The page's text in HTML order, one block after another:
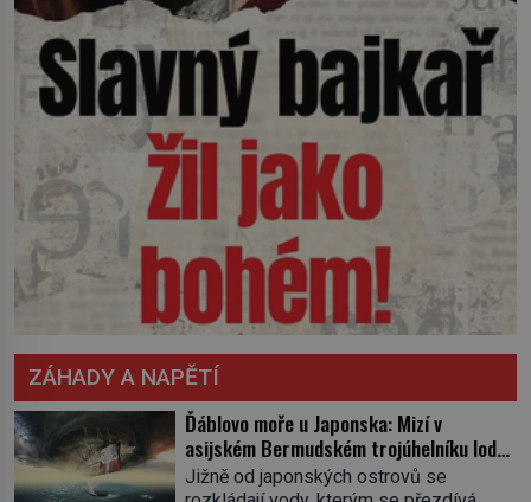
ZÁHADY A NAPĚTÍ
Ďáblovo moře u Japonska: Mizí v
asijském Bermudském trojúhelníku lodě
ve spárech neznámé síly?
Jižně od japonských ostrovů se